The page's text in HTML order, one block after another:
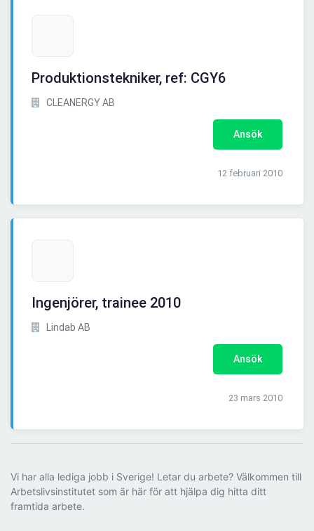
Produktionstekniker, ref: CGY6
CLEANERGY AB
Ansök
12 februari 2010
Ingenjörer, trainee 2010
Lindab AB
Ansök
23 mars 2010
Vi har alla lediga jobb i Sverige! Letar du arbete? Välkommen till
Arbetslivsinstitutet som är här för att hjälpa dig hitta ditt
framtida arbete.